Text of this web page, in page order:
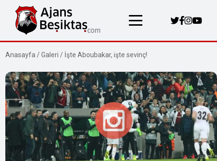
Anasayfa /Galeri / İşte Aboubakar, işte sevinç!